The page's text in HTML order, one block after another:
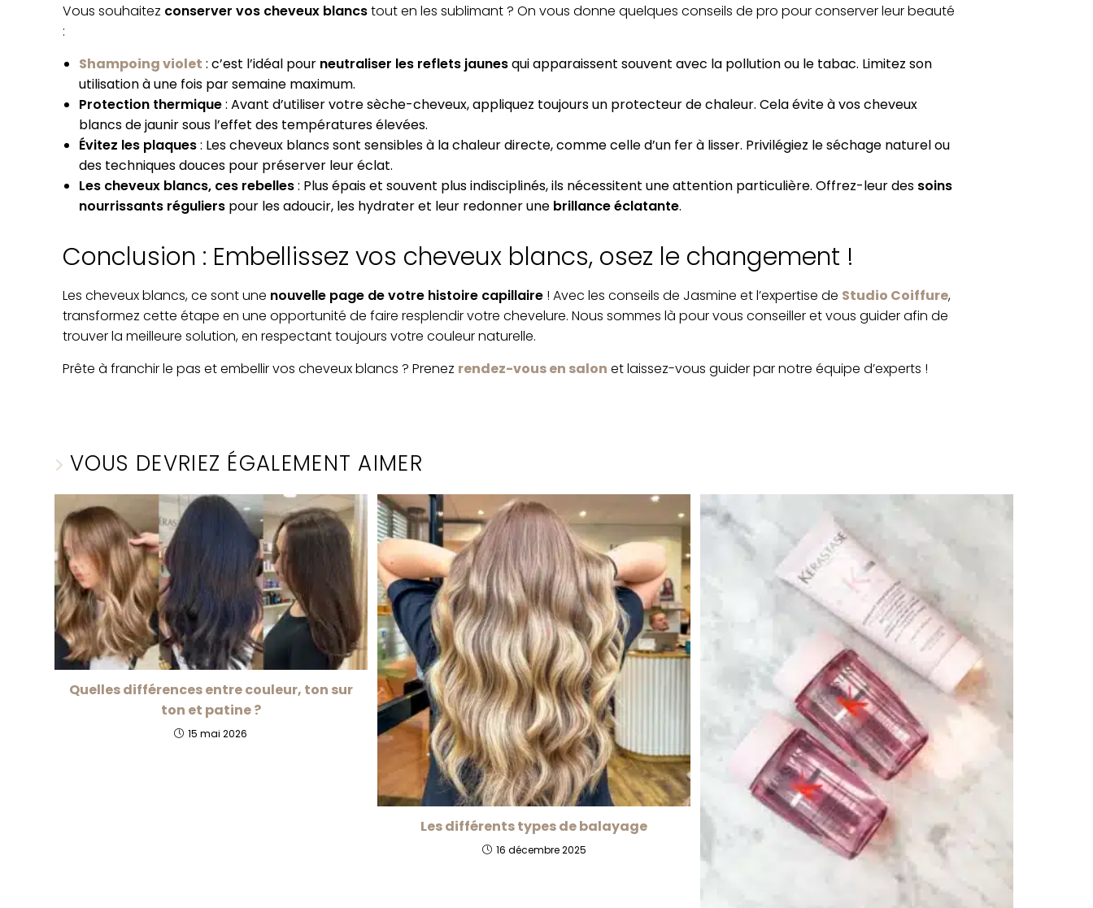
Vous souhaitez conserver vos cheveux blancstout en les sublimant ? On vous donne quelques conseils de pro pour conserver leur beauté
:
Shampoing violet : c’est l’idéal pour neutraliser les reflets jaunesqui apparaissent souvent avec la pollution ou le tabac. Limitez son
utilisation à une fois par semaine maximum.
Protection thermique: Avant d’utiliser votre sèche-cheveux, appliquez toujours un protecteur de chaleur. Cela évite à vos cheveux
blancs de jaunir sous l’effet des températures élevées.
Évitez les plaques: Les cheveux blancs sont sensibles à la chaleur directe, comme celle d’un fer à lisser. Privilégiez le séchage naturel ou
des techniques douces pour préserver leur éclat.
Les cheveux blancs, ces rebelles: Plus épais et souvent plus indisciplinés, ils nécessitent une attention particulière. Offrez-leur des soins
nourrissants réguliers pour les adoucir, les hydrater et leur redonner une brillance éclatante.
Conclusion : Embellissez vos cheveux blancs, osez le changement !
Les cheveux blancs, ce sont une nouvelle page de votre histoire capillaire ! Avec les conseils de Jasmine et l’expertise de Studio Coiffure,
transformez cette étape en une opportunité de faire resplendir votre chevelure. Nous sommes là pour vous conseiller et vous guider afin de
trouver la meilleure solution, en respectant toujours votre couleur naturelle.
Prête à franchir le pas et embellir vos cheveux blancs ? Prenez rendez-vous en salon et laissez-vous guider par notre équipe d’experts !
VOUS DEVRIEZ ÉGALEMENT AIMER
Quelles différences entre couleur, ton sur
ton et patine ?
15 mai 2026
Les différents types de balayage
16 décembre 2025